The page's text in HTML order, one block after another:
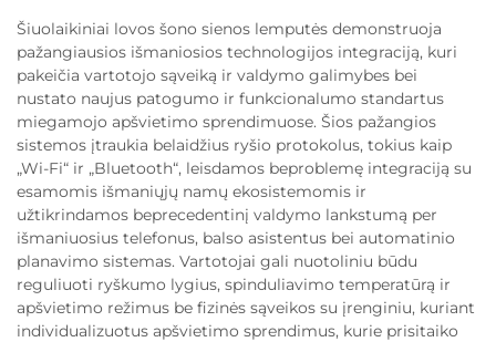
Šiuolaikiniai lovos šono sienos lemputės demonstruoja
pažangiausios išmaniosios technologijos integraciją, kuri
pakeičia vartotojo sąveiką ir valdymo galimybes bei
nustato naujus patogumo ir funkcionalumo standartus
miegamojo apšvietimo sprendimuose. Šios pažangios
sistemos įtraukia belaidžius ryšio protokolus, tokius kaip
„Wi-Fi“ ir „Bluetooth“, leisdamos beproblemę integraciją su
esamomis išmaniųjų namų ekosistemomis ir
užtikrindamos beprecedentinį valdymo lankstumą per
išmaniuosius telefonus, balso asistentus bei automatinio
planavimo sistemas. Vartotojai gali nuotoliniu būdu
reguliuoti ryškumo lygius, spinduliavimo temperatūrą ir
apšvietimo režimus be fizinės sąveikos su įrenginiu, kuriant
individualizuotus apšvietimo sprendimus, kurie prisitaiko